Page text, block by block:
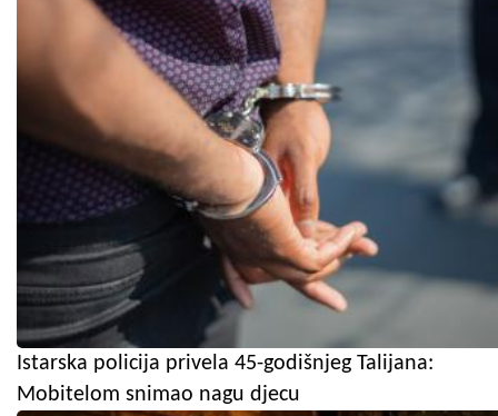
Istarska policija privela 45-godišnjeg Talijana:
Mobitelom snimao nagu djecu